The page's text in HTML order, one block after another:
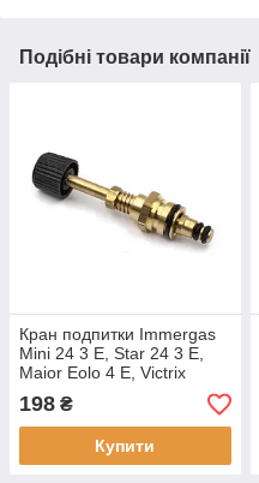
Подібні товари компанії
Кран подпитки Immergas
Mini 24 3 Е, Star 24 3 E,
Maior Eolo 4 E, Victrix
T5.030
198 ₴
Купити